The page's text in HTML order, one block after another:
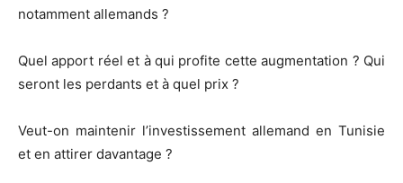
notamment allemands ?
Quel apport réel et à qui profite cette augmentation ? Qui
seront les perdants et à quel prix ?
Veut-on maintenir l’investissement allemand en Tunisie
et en attirer davantage ?